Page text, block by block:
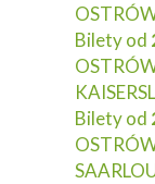
Bilety od
Bilety od